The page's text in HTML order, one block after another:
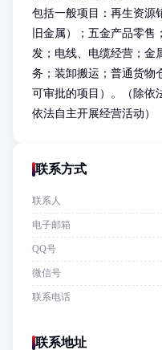
包括一般项目：再生资源
旧金属）；五金产品零
发；电线、电缆经营；金
务；装卸搬运；普通货物
可审批的项目）。（除依
依法自主开展经营活动）
联系方式
联系人
电子邮箱
QQ号
微信号
联系电话
联系地址